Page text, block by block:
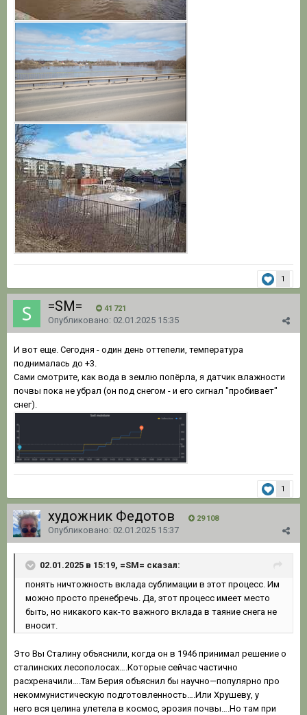
1
=SM= 41 721
Опубликовано: 02.01.2025 15:35
И вот еще. Сегодня - один день оттепели, температура
поднималась до +3.
Сами смотрите, как вода в землю попёрла, я датчик влажности
почвы пока не убрал (он под снегом - и его сигнал "пробивает"
снег).
1
художник Федотов 29 108
Опубликовано: 02.01.2025 15:37
02.01.2025 в 15:19, =SM= сказал:
понять ничтожность вклада сублимации в этот процесс. Им
можно просто пренебречь. Да, этот процесс имеет место
быть, но никакого как-то важного вклада в таяние снега не
вносит.
Это Вы Сталину объяснили, когда он в 1946 принимал решение о
сталинских лесополосах….Которые сейчас частично
расхреначили….Там Берия объяснил бы научно—популярно про
некоммунистическую подготовленность….Или Хрушеву, у
него вся целина улетела в космос, эрозия почвы….Но там при